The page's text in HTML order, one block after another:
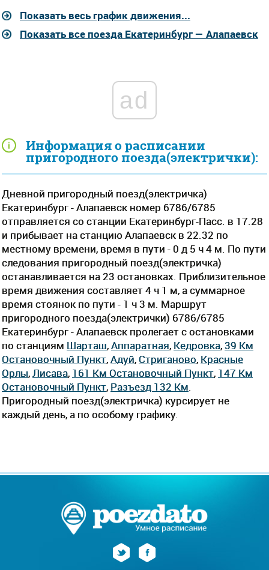
Информация о расписании
пригородного поезда(электрички):
Дневной пригородный поезд(электричка)
Екатеринбург - Алапаевск номер 6786/6785
отправляется со станции Екатеринбург-Пасс. в 17.28
и прибывает на станцию Алапаевск в 22.32 по
местному времени, время в пути - 0 д 5 ч 4 м. По пути
следования пригородный поезд(электричка)
останавливается на 23 остановках. Приблизительное
время движения составляет 4 ч 1 м, а суммарное
время стоянок по пути - 1 ч 3 м. Маршрут
пригородного поезда(электрички) 6786/6785
Екатеринбург - Алапаевск пролегает c остановками
по станциям Шарташ,Аппаратная, Кедровка,39 Км
Остановочный Пункт,Адуй, Стриганово, Красные
Орлы, Лисава, 161 Км Остановочный Пункт, 147 Км
Остановочный Пункт, Разъезд 132 Км
Пригородный поезд(электричка) курсирует не
каждый день, а по особому графику.
Показать весь график движения...
Показать все поезда Екатеринбург — Алапаевск
ad